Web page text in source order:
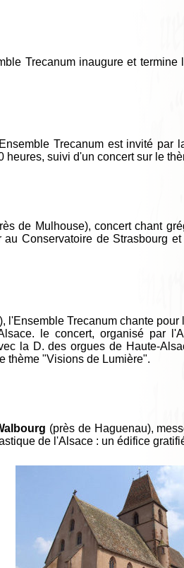
Trecanum inaugure et
Trecanum est invité par
heures, suivi d'un concert sur le
de Mulhouse), concert chant
au Conservatoire de Strasbourg
l'Ensemble Trecanum chante
le concert, organisé par
la D. des orgues de Haute-
thème "Visions de Lumière".
(près de Haguenau),
de l'Alsace : un édifice